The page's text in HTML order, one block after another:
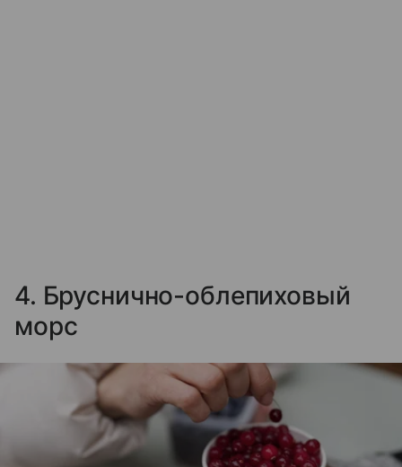
4. Бруснично-облепиховый
морс